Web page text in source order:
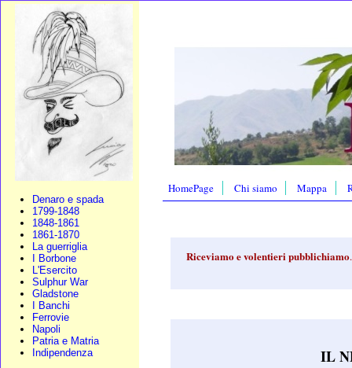
Denaro e spada
1799-1848
1848-1861
1861-1870
La guerriglia
I Borbone
L'Esercito
Sulphur War
Gladstone
I Banchi
Ferrovie
Napoli
Patria e Matria
Indipendenza
HomePage Chi siamo Mappa
Riceviamo e volentieri pubblichiamo.
IL